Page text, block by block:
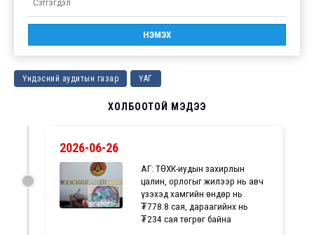
Үндэсний аудитын газар ҮАГ
ХОЛБООТОЙ МЭДЭЭ
2026-06-26
ҮАГ: ТӨХК-иудын захирлын
цалин, орлогыг жилээр нь авч
үзэхэд хамгийн өндөр нь
₮778.8 сая, дараагийнх нь
₮234 сая төгрөг байна